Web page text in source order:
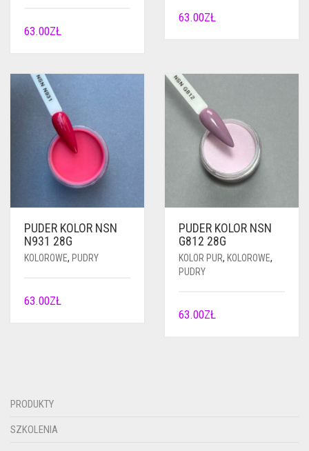
63.00ZŁ
63.00ZŁ
PUDER KOLOR NSN
N931 28G
KOLOROWE, PUDRY
63.00ZŁ
PUDER KOLOR NSN
G812 28G
KOLOR PUR, KOLOROWE,
PUDRY
63.00ZŁ
PRODUKTY
SZKOLENIA